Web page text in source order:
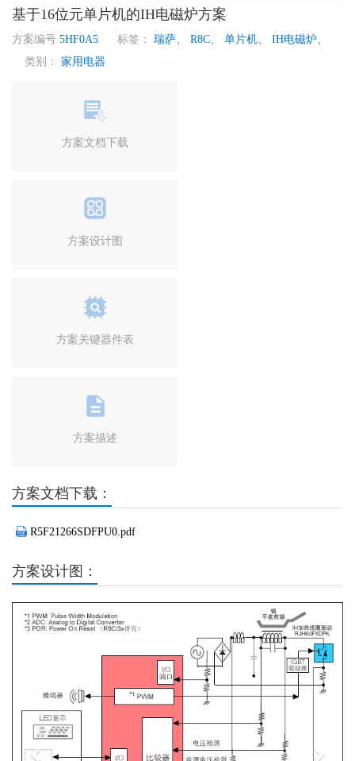
基于16位元单片机的IH电磁炉方案
方案编号 5HF0A5 标签： 瑞萨、 R8C、 单片机、
IH电磁炉、
类别： 家用电器
方案文档下载
方案设计图
方案关键器件表
方案描述
方案文档下载：
R5F21266SDFPU0.pdf
方案设计图：
Previous